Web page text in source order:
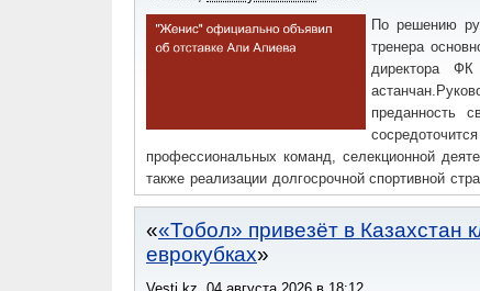
По решению
тренера
директора
преданность
профессиональных команд, селекционной
также реализации долгосрочной спортивной
команды будет объявлено
«Тобол» привезёт в Казахстан
еврокубках